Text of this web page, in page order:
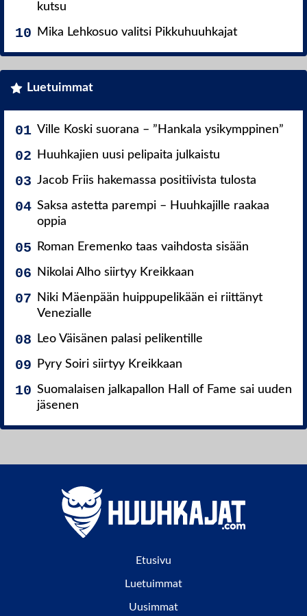
kutsu
Mika Lehkosuo valitsi Pikkuhuuhkajat
Luetuimmat
Ville Koski suorana – ”Hankala ysikymppinen”
Huuhkajien uusi pelipaita julkaistu
Jacob Friis hakemassa positiivista tulosta
Saksa astetta parempi – Huuhkajille raakaa
oppia
Roman Eremenko taas vaihdosta sisään
Nikolai Alho siirtyy Kreikkaan
Niki Mäenpään huippupelikään ei riittänyt
Venezialle
Leo Väisänen palasi pelikentille
Pyry Soiri siirtyy Kreikkaan
Suomalaisen jalkapallon Hall of Fame sai uuden
jäsenen
Etusivu
Luetuimmat
Uusimmat